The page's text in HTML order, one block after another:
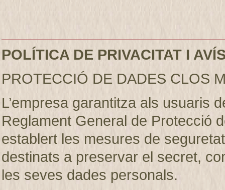
POLÍTICA DE PRIVACITAT I
PROTECCIÓ DE DADES CLOS
L’empresa garantitza als usuaris
Reglament General de Protecció
establert les mesures de
destinats a preservar el secret,
les seves dades personals.